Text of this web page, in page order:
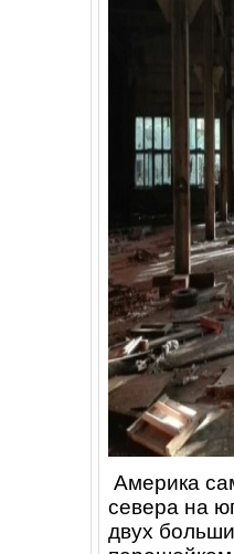
Амeрика
ceвeра на
двух